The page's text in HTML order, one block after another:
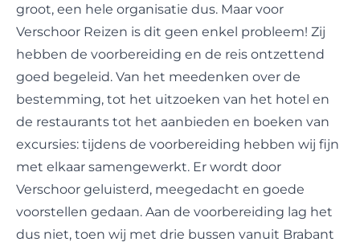
groot, een hele organisatie dus. Maar voor
Verschoor Reizen is dit geen enkel probleem! Zij
hebben de voorbereiding en de reis ontzettend
goed begeleid. Van het meedenken over de
bestemming, tot het uitzoeken van het hotel en
de restaurants tot het aanbieden en boeken van
excursies: tijdens de voorbereiding hebben wij fijn
met elkaar samengewerkt. Er wordt door
Verschoor geluisterd, meegedacht en goede
voorstellen gedaan. Aan de voorbereiding lag het
dus niet, toen wij met drie bussen vanuit Brabant